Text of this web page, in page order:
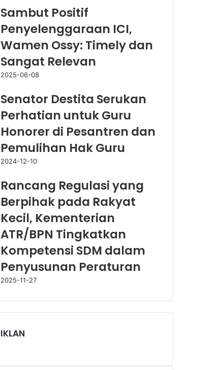
Sambut Positif
Penyelenggaraan ICI,
Wamen Ossy: Timely dan
Sangat Relevan
2025-06-08
Senator Destita Serukan
Perhatian untuk Guru
Honorer di Pesantren dan
Pemulihan Hak Guru
2024-12-10
Rancang Regulasi yang
Berpihak pada Rakyat
Kecil, Kementerian
ATR/BPN Tingkatkan
Kompetensi SDM dalam
Penyusunan Peraturan
2025-11-27
IKLAN